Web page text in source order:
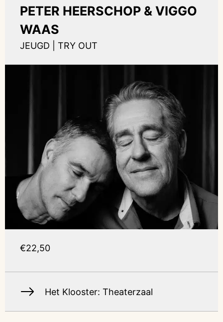
PETER HEERSCHOP & VIGGO
WAAS
JEUGD | TRY OUT
€22,50
Het Klooster: Theaterzaal